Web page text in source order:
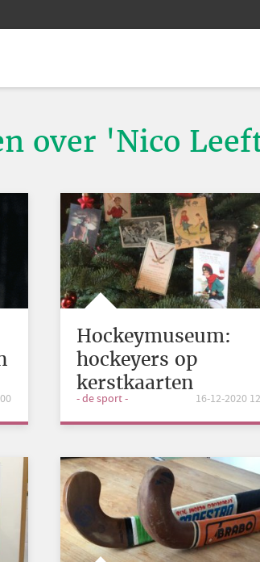
over 'Nico
Hockeymuseum:
hockeyers op
kerstkaarten
- de sport - 16-12-2020